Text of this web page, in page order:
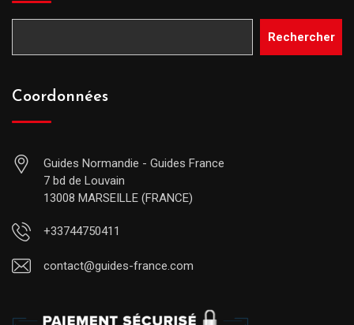
Rechercher
Coordonnées
Guides Normandie - Guides France
7 bd de Louvain
13008 MARSEILLE (FRANCE)
+33744750411
contact@guides-france.com